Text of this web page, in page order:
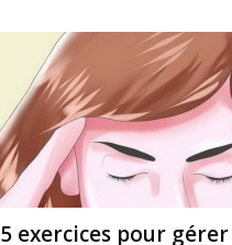
5 exercices pour